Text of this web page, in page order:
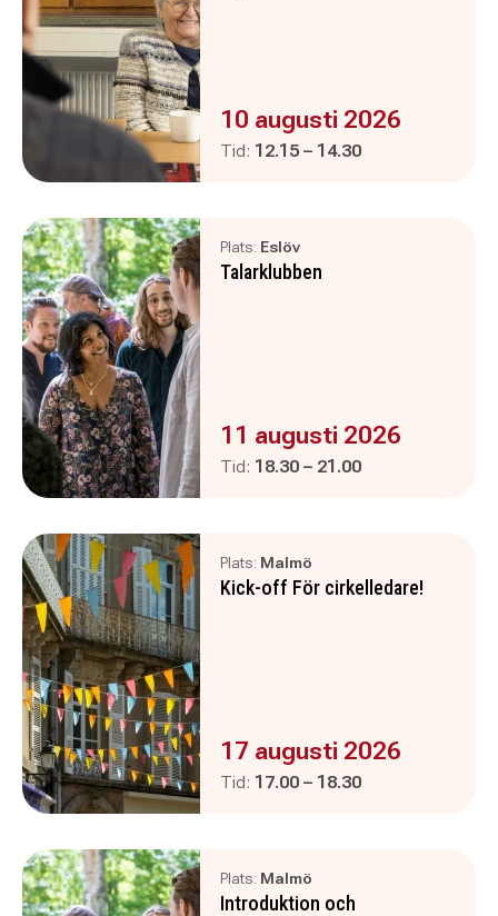
Evenemanget är :
10 augusti 2026
Tid: Pågår mellan
12.15 – och
14.30
Plats: Eslöv
Talarklubben
Evenemanget är :
11 augusti 2026
Tid: Pågår mellan
18.30 – och
21.00
Plats: Malmö
Kick-off För cirkelledare!
Evenemanget är :
17 augusti 2026
Tid: Pågår mellan
17.00 – och
18.30
Plats: Malmö
Introduktion och